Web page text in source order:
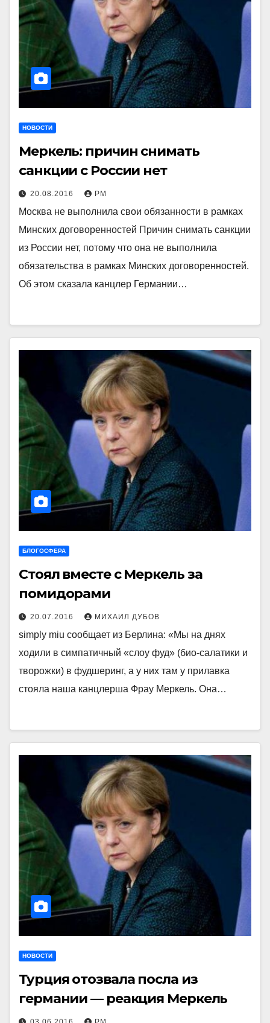
НОВОСТИ
Меркель: причин снимать
санкции с России нет
20.08.2016 РМ
Москва не выполнила свои обязанности в рамках
Минских договоренностей Причин снимать санкции
из России нет, потому что она не выполнила
обязательства в рамках Минских договоренностей.
Об этом сказала канцлер Германии…
БЛОГОСФЕРА
Стоял вместе с Меркель за
помидорами
20.07.2016 МИХАИЛ ДУБОВ
simply miu сообщает из Берлина: «Мы на днях
ходили в симпатичный «слоу фуд» (био-салатики и
творожки) в фудшеринг, а у них там у прилавка
стояла наша канцлерша Фрау Меркель. Она…
НОВОСТИ
Турция отозвала посла из
германии — реакция Меркель